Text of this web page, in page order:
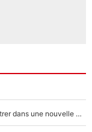
F1 - Alpine signe un accord «impensable» et va entrer dans une nouvelle dimension : Grande nouvelle pour Pierre Gasly !